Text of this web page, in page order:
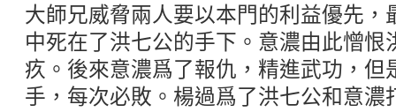
大師兄威脅兩人要以本門的利益優先，
中死在了洪七公的手下。意濃由此憎恨
疚。後來意濃爲了報仇，精進武功，但
手，每次必敗。楊過爲了洪七公和意濃